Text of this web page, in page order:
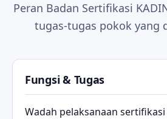
Peran Badan Sertifikasi
tugas-tugas pokok yang
Fungsi & Tugas
Wadah pelaksanaan